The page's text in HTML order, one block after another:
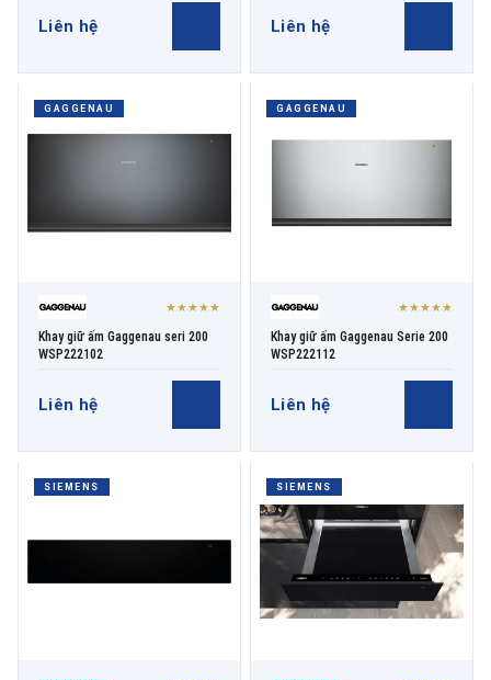
Liên hệ Liên hệ
GAGGENAU
★★★★★
Khay giữ ấm Gaggenau seri 200
WSP222102
Liên hệ
GAGGENAU
★★★★★
Khay giữ ấm Gaggenau Serie 200
WSP222112
Liên hệ
SIEMENS SIEMENS